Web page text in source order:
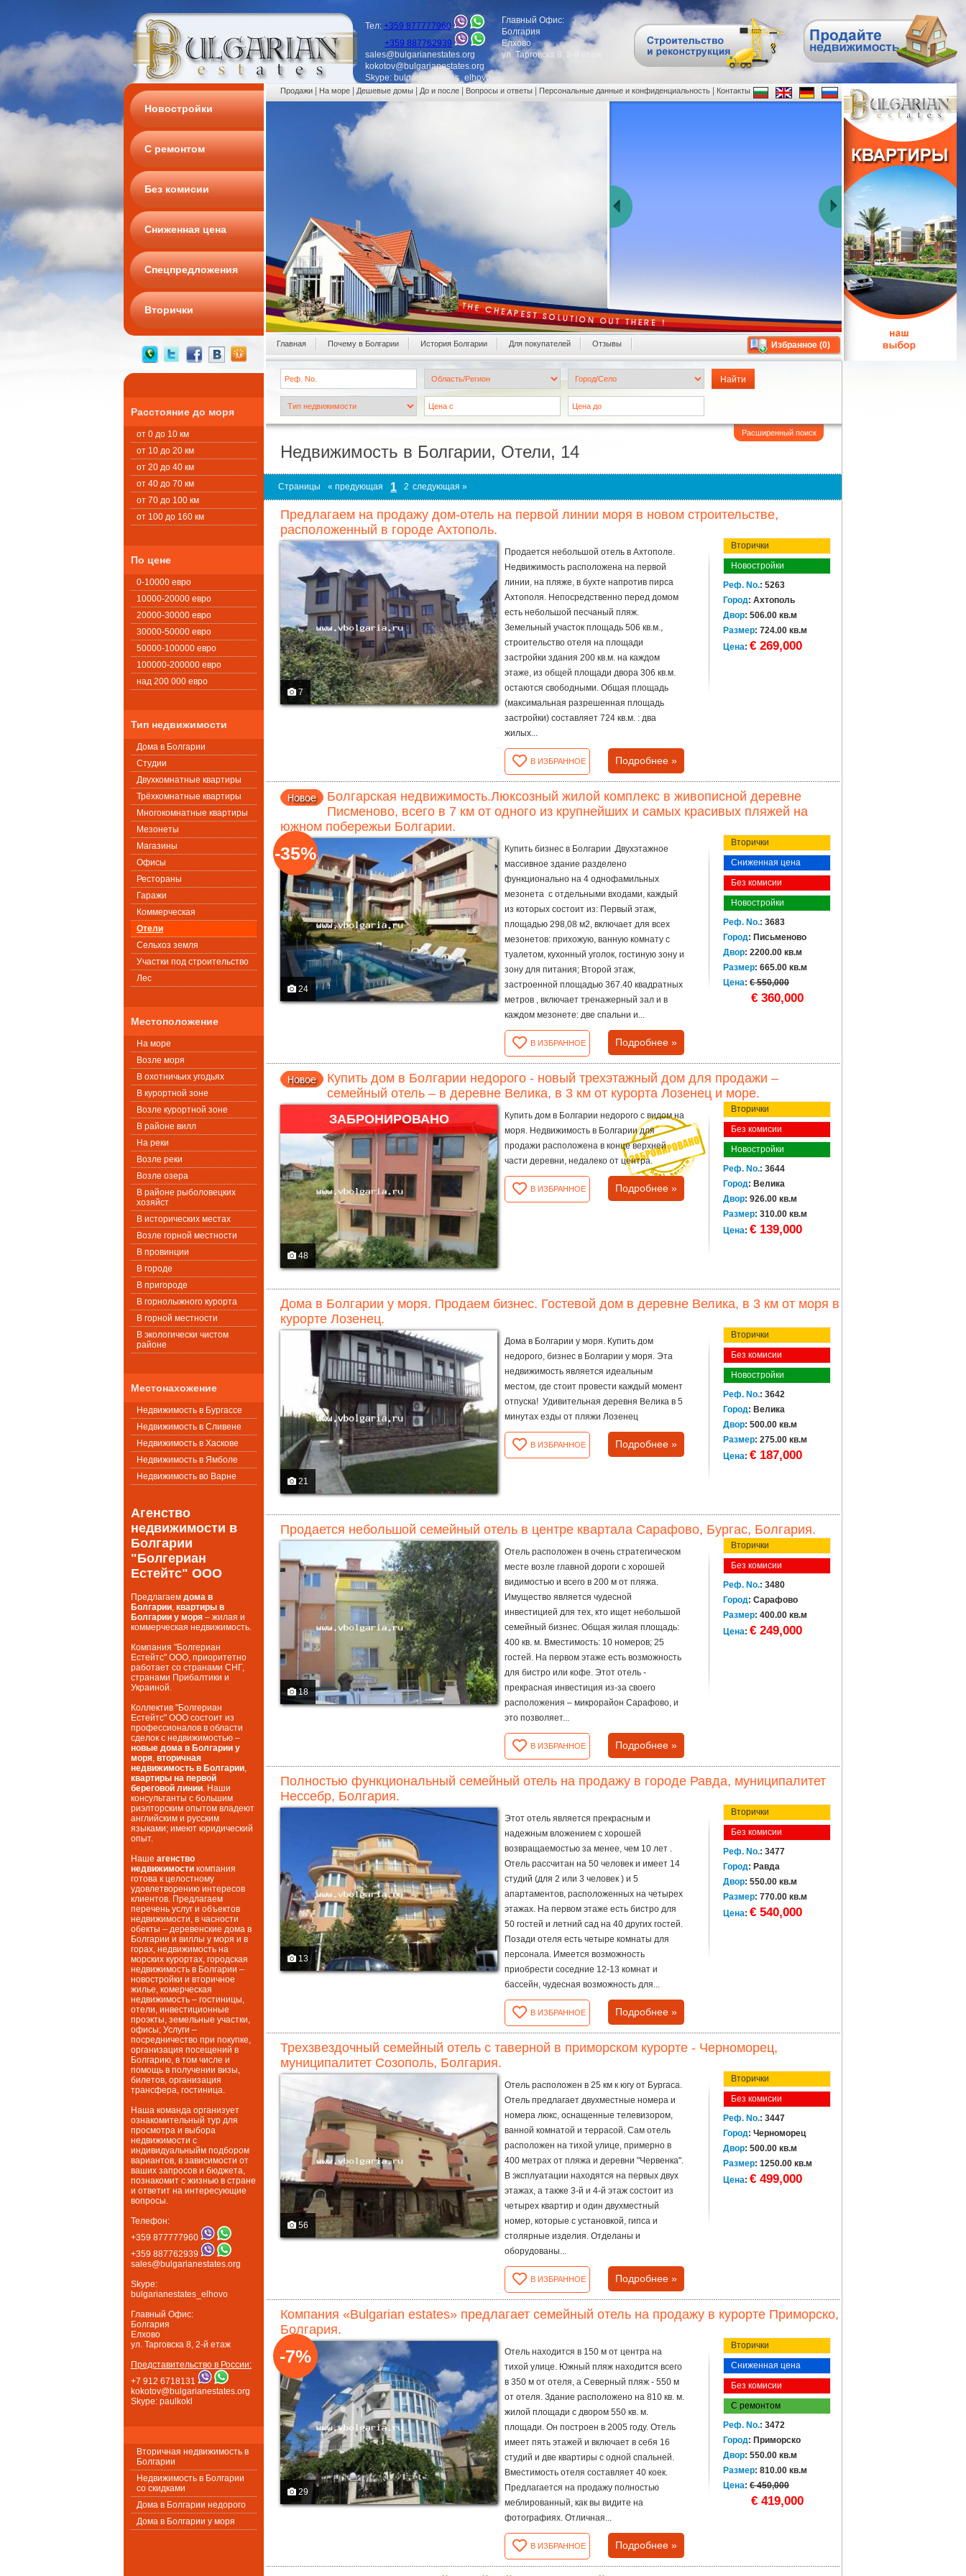
Тел: +359 877777960
+359 887762939
sales@bulgarianestates.org
kokotov@bulgarianestates.org
Skype: bulgarianestates_elhovo
Главный Офис:
Болгария
Елхово
ул. Тарговска 8, 2-й етаж
Новостройки
С ремонтом
Без комисии
Сниженная цена
Спецпредложения
Вторички
Расстояние до моря
от 0 до 10 км
от 10 до 20 км
от 20 до 40 км
от 40 до 70 км
от 70 до 100 км
от 100 до 160 км
По цене
0-10000 евро
10000-20000 евро
20000-30000 евро
30000-50000 евро
50000-100000 евро
100000-200000 евро
над 200 000 евро
Тип недвижимости
Дома в Болгарии
Студии
Двухкомнатные квартиры
Трёхкомнатные квартиры
Многокомнатные квартиры
Мезонеты
Магазины
Офисы
Рестораны
Гаражи
Коммерческая
Oтели
Сельхоз земля
Участки под строительство
Лес
Местоположение
На море
Возле моря
В охотничьих угодьях
В курортной зоне
Возле курортной зоне
В районе вилл
На реки
Возле реки
Возле озера
В районе рыболовецких
хозяйст
В исторических местах
Возле горной местности
В провинции
В городе
В пригороде
В горнолыжного курорта
В горной местности
В экологически чистом
районе
Местонахожение
Недвижимость в Бургассе
Недвижимость в Сливене
Недвижимость в Хаскове
Недвижимость в Ямболе
Недвижимость во Варне
Агенство
недвижимости в
Болгарии
"Болгериан
Естейтс" ООО
Предлагаем дома в
Болгарии, квартиры в
Болгарии у моря – жилая и
коммерческая недвижимость.
Компания "Болгериан
Естейтс" ООО, приоритетно
работает со странами СНГ,
странами Прибалтики и
Украиной.
Коллектив "Болгериан
Естейтс" ООО состоит из
профессионалов в области
сделок с недвижимостью –
новые дома в Болгарии у
моря, вторичная
недвижимость в Болгарии,
квартиры на первой
береговой линии. Наши
консультанты с большим
риэлторским опытом владеют
английским и русским
языками; имеют юридический
опыт.
Наше агенство
недвижимости компания
готова к целостному
удовлетворению интересов
клиентов. Предлагаем
перечень услуг и объектов
недвижимости, в часности
обекты – деревенские дома в
Болгарии и виллы у моря и в
горах, недвижимость на
морских курортах, городская
недвижимость в Болгарии –
новостройки и вторичное
жилье, комерческая
недвижимость – гостиницы,
отели, инвестиционные
проэкты, земельные участки,
офисы; Услуги –
посредничество при покупке,
организация посещений в
Болгарию, в том числе и
помощь в получении визы,
билетов, организация
трансфера, гостиница.
Наша команда организует
ознакомительный тур для
просмотра и выбора
недвижимости с
индивидуальныйм подбором
вариантов, в зависимости от
ваших запросов и бюджета,
познакомит с жизнью в стране
и ответит на интересующие
вопросы.
Телефон:
+359 877777960
+359 887762939
sales@bulgarianestates.org
Skype:
bulgarianestates_elhovo
Главный Офис:
Болгария
Елхово
ул. Тарговска 8, 2-й етаж
Представительство в России:
+7 912 6718131
kokotov@bulgarianestates.org
Skype: paulkokl
Вторичная недвижимость в
Болгарии
Недвижимость в Болгарии
со скидками
Дома в Болгарии недорого
Дома в Болгарии у моря
Продажи На море Дешевые домы До и после Вопросы и ответы Персональные данные и конфиденциальность Контакты
Главная Почему в Болгарии История Болгарии Для покупателей Oтзывы Избранное (0)
Расширенный поиск
Недвижимость в Болгарии, Oтели, 14
Страницы « предующая 1 2 следующая »
Предлагаем на продажу дом-отель на первой линии моря в новом строительстве,
расположенный в городе Ахтополь.
7
Продается небольшой отель в Ахтополе.
Недвижимость расположена на первой
линии, на пляже, в бухте напротив пирса
Ахтополя. Непосредственно перед домом
есть небольшой песчаный пляж.
Земельный участок площадь 506 кв.м.,
строительство отеля на площади
застройки здания 200 кв.м. на каждом
этаже, из общей площади двора 306 кв.м.
остаются свободными. Общая площадь
(максимальная разрешенная площадь
застройки) составляет 724 кв.м. : два
жилых...
В ИЗБРАННОЕ Подробнее »
Вторички
Новостройки
Реф. No.: 5263
Город: Ахтополь
Двор: 506.00 кв.м
Размер: 724.00 кв.м
Цена: € 269,000
Болгарская недвижимость.Люксозный жилой комплекс в живописной деревне
Писменово, всего в 7 км от одного из крупнейших и самых красивых пляжей на
южном побережьи Болгарии.
24
-35%
Купить бизнес в Болгарии .Двухэтажное
массивное здание разделено
функционально на 4 однофамильных
мезонета с отдельными входами, каждый
из которых состоит из: Первый этаж,
площадью 298,08 м2, включает для всех
мезонетов: прихожую, ванную комнату с
туалетом, кухонный уголок, гостиную зону и
зону для питания; Второй этаж,
застроенной площадью 367.40 квадратных
метров , включает тренажерный зал и в
каждом мезонете: две спальни и...
В ИЗБРАННОЕ Подробнее »
Вторички
Сниженная цена
Без комисии
Новостройки
Реф. No.: 3683
Город: Письменово
Двор: 2200.00 кв.м
Размер: 665.00 кв.м
Цена: € 550,000
€ 360,000
Купить дом в Болгарии недорого - новый трехэтажный дом для продажи –
семейный отель – в деревне Велика, в 3 км от курорта Лозенец и море.
ЗАБРОНИРОВАНО
48
Купить дом в Болгарии недорого с видом на
моря. Недвижимость в Болгарии для
продажи расположена в конце верхней
части деревни, недалеко от центра.
В ИЗБРАННОЕ Подробнее »
Вторички
Без комисии
Новостройки
Реф. No.: 3644
Город: Велика
Двор: 926.00 кв.м
Размер: 310.00 кв.м
Цена: € 139,000
Дома в Болгарии у моря. Продаем бизнес. Гостевой дом в деревне Велика, в 3 км от моря в
курорте Лозенец.
21
Дома в Болгарии у моря. Купить дом
недорого, бизнес в Болгарии у моря. Эта
недвижимость является идеальным
местом, где стоит провести каждый момент
отпуска! Удивительная деревня Велика в 5
минутах езды от пляжи Лозенец
В ИЗБРАННОЕ Подробнее »
Вторички
Без комисии
Новостройки
Реф. No.: 3642
Город: Велика
Двор: 500.00 кв.м
Размер: 275.00 кв.м
Цена: € 187,000
Продается небольшой семейный отель в центре квартала Сарафово, Бургас, Болгария.
18
Отель расположен в очень стратегическом
месте возле главной дороги с хорошей
видимостью и всего в 200 м от пляжа.
Имущество является чудесной
инвестицией для тех, кто ищет небольшой
семейный бизнес. Общая жилая площадь:
400 кв. м. Вместимость: 10 номеров; 25
гостей. На первом этаже есть возможность
для бистро или кофе. Этот отель -
прекрасная инвестиция из-за своего
расположения – микрорайон Сарафово, и
это позволяет...
В ИЗБРАННОЕ Подробнее »
Вторички
Без комисии
Реф. No.: 3480
Город: Сарафово
Размер: 400.00 кв.м
Цена: € 249,000
Полностью функциональный семейный отель на продажу в городе Равда, муниципалитет
Нессебр, Болгария.
13
Этот отель является прекрасным и
надежным вложением с хорошей
возвращаемостью за менее, чем 10 лет .
Отель рассчитан на 50 человек и имеет 14
студий (для 2 или 3 человек ) и 5
апартаментов, расположенных на четырех
этажах. На первом этаже есть бистро для
50 гостей и летний сад на 40 других гостей.
Позади отеля есть четыре комнаты для
персонала. Имеется возможность
приобрести соседние 12-13 комнат и
бассейн, чудесная возможность для...
В ИЗБРАННОЕ Подробнее »
Вторички
Без комисии
Реф. No.: 3477
Город: Равда
Двор: 550.00 кв.м
Размер: 770.00 кв.м
Цена: € 540,000
Трехзвездочный семейный отель с таверной в приморском курорте - Черноморец,
муниципалитет Созополь, Болгария.
56
Отель расположен в 25 км к югу от Бургаса.
Отель предлагает двухместные номера и
номера люкс, оснащенные телевизором,
ванной комнатой и террасой. Сам отель
расположен на тихой улице, примерно в
400 метрах от пляжа и деревни "Червенка".
В эксплуатации находятся на первых двух
этажах, а также 3-й и 4-й этаж состоит из
четырех квартир и один двухместный
номер, которые с установкой, гипса и
столярные изделия. Отделаны и
оборудованы...
В ИЗБРАННОЕ Подробнее »
Вторички
Без комисии
Реф. No.: 3447
Город: Черноморец
Двор: 500.00 кв.м
Размер: 1250.00 кв.м
Цена: € 499,000
Компания «Bulgarian estates» предлагает семейный отель на продажу в курорте Приморско,
Болгария.
29
-7%
Отель находится в 150 м от центра на
тихой улице. Южный пляж находится всего
в 350 м от отеля, а Северный пляж - 550 м
от отеля. Здание расположено на 810 кв. м.
жилой площади с двором 550 кв. м.
площади. Он построен в 2005 году. Отель
имеет пять этажей и включает в себя 16
студий и две квартиры с одной спальней.
Вместимость отеля составляет 40 коек.
Предлагается на продажу полностью
меблированный, как вы видите на
фотографиях. Отличная...
В ИЗБРАННОЕ Подробнее »
Вторички
Сниженная цена
Без комисии
С ремонтом
Реф. No.: 3472
Город: Приморско
Двор: 550.00 кв.м
Размер: 810.00 кв.м
Цена: € 450,000
€ 419,000